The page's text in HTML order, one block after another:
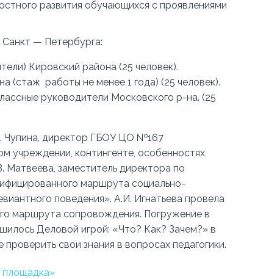
развития обучающихся с проявлениями
Санкт — Петербурга:
Кировский района (25 человек).
(стаж работы не менее 1 года) (25 человек).
руководители Московского р-на. (25
Чупина, директор ГБОУ ЦО №167
учреждении, контингенте, особенностях
заместитель директора по
маршрута социально-
поведения». А.И. Игнатьева провела
маршрута сопровождения. Погружение в
Деловой игрой: «Что? Как? Зачем?» в
свои знания в вопросах педагогики.
площадка»